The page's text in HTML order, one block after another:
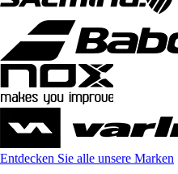
Entdecken Sie alle unsere Marken